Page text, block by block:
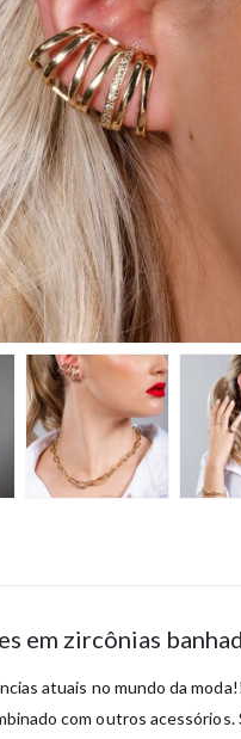
em zircônias
atuais no mundo da
com outros